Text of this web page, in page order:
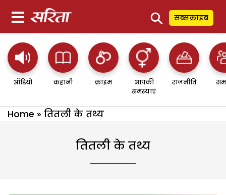
⚲ सब्सक्राइब
ऑडियो कहानी क्राइम
आपकी
समस्याएं
राजनीति
Home » तितली के तथ्य
तितली के तथ्य